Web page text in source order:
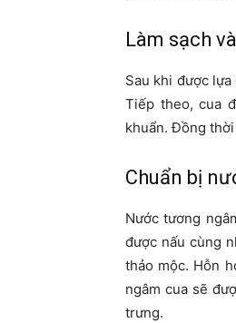
Làm sạch
Sau khi được
Tiếp theo, cua
khuẩn. Đồng
Chuẩn bị
Nước tương
được nấu cùng
thảo mộc. Hỗn
ngâm cua sẽ
trưng.